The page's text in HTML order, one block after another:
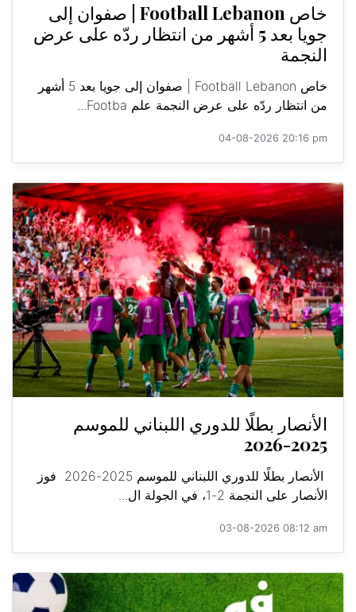
خاص Football Lebanon | صفوان إلى
جويا بعد 5 أشهر من انتظار ردّه على عرض
النجمة
خاص Football Lebanon | صفوان إلى جويا بعد 5 أشهر
من انتظار ردّه على عرض النجمة علم Footba...
04-08-2026 20:16 pm
الأنصار بطلًا للدوري اللبناني للموسم
2025-2026
الأنصار بطلًا للدوري اللبناني للموسم 2025-2026 فوز
الأنصار على النجمة 2-1، في الجولة ال...
03-08-2026 08:12 am